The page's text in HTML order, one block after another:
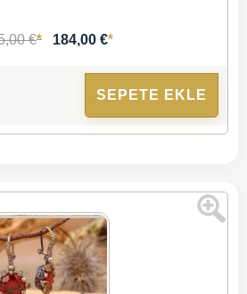
€* 184,00 €*
SEPETE EKLE